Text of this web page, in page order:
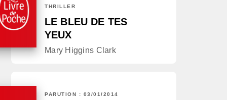
THRILLER
LE BLEU DE TES
YEUX
Mary Higgins Clark
PARUTION : 03/01/2014